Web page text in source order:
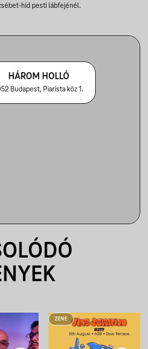
híd pesti lábfejénél.
HÁROM HOLLÓ
Budapest, Piarista köz 1.
ZENE